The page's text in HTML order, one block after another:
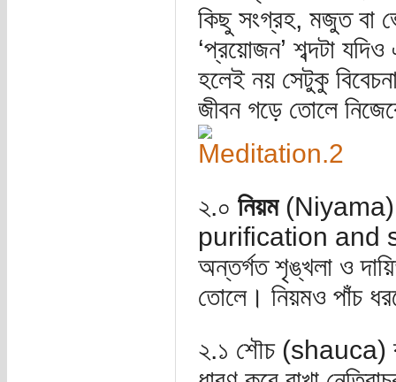
কিছু সংগ্রহ, মজুত বা
‘প্রয়োজন’ শব্দটা
হলেই নয় সেটুকু
জীবন গড়ে তোলে
২.০ নিয়ম(Niyama):
purification and
অন্তর্গত শৃঙ্খলা ও
তোলে। নিয়মও পাঁচ
২.১ শৌচ (shauca) বা